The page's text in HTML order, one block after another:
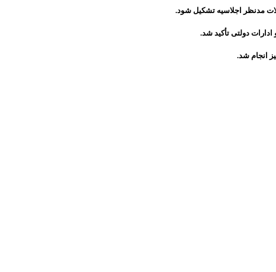
مدنظر اجلاسیه تشکیل شود.
دولتی تأکید شد.
انجام شد.